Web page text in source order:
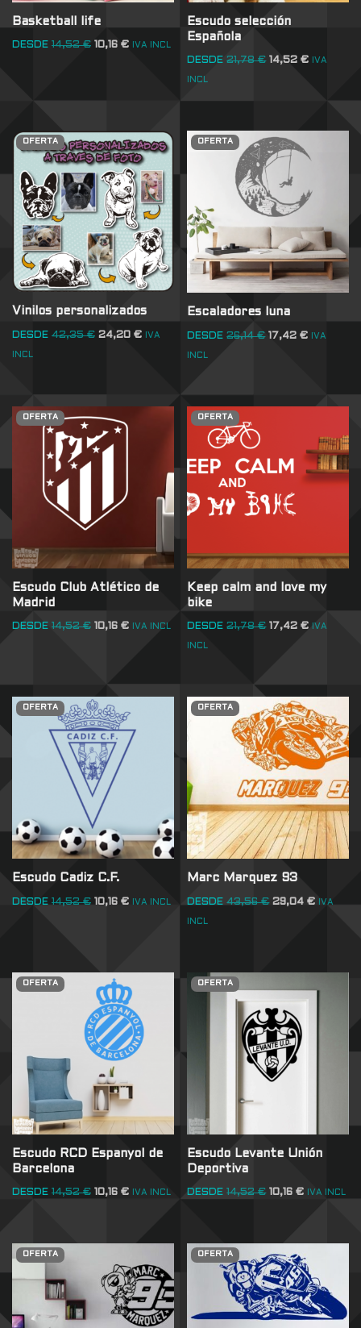
Basketball life
DESDE 14,52€ 10,16 € IVA INCL
Escudo selección
Española
DESDE 21,78€ 14,52€ IVA
INCL
OFERTA
Vinilos personalizados
DESDE 42,35€ 24,20 € IVA
INCL
OFERTA
Escaladores luna
DESDE 26,14€ 17,42€ IVA
INCL
OFERTA
Escudo Club Atlético de
Madrid
DESDE 14,52€ 10,16 € IVA INCL
OFERTA
Keep calm and love my
bike
DESDE 21,78€ 17,42€ IVA
INCL
OFERTA
Escudo Cadiz C.F.
DESDE 14,52€ 10,16 € IVA INCL
OFERTA
Marc Marquez 93
DESDE 43,56€ 29,04€ IVA
INCL
OFERTA
Escudo RCD Espanyol de
Barcelona
DESDE 14,52€ 10,16 € IVA INCL
OFERTA
Escudo Levante Unión
Deportiva
DESDE 14,52€ 10,16€ IVA INCL
OFERTA OFERTA